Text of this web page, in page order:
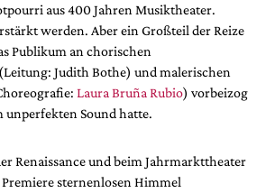
aus 400 Jahren Musiktheater.
werden. Aber ein Großteil der Reize
Publikum an chorischen
Judith Bothe) und malerischen
Laura Bruña Rubio) vorbeizog
unperfekten Sound hatte.
Renaissance und beim Jahrmarkttheater
sternenlosen Himmel